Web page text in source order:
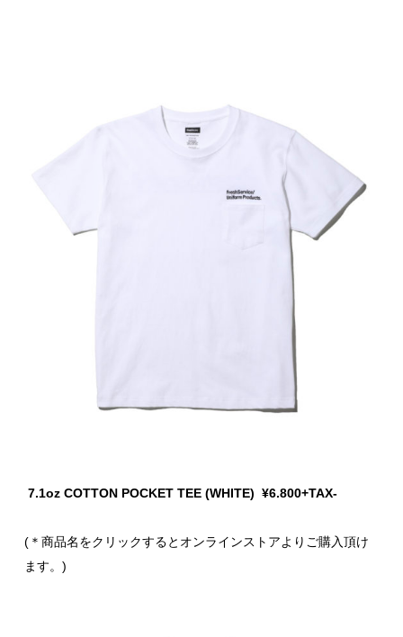
7.1oz COTTON POCKET TEE (WHITE) ¥6.800+TAX-
(＊商品名をクリックするとオンラインストアよりご購入頂け
ます。)